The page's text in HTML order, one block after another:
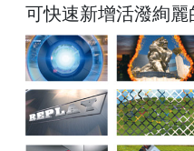
可快速新增活潑絢麗